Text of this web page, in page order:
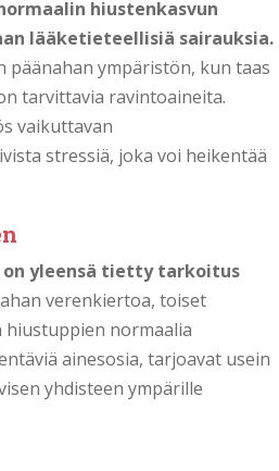
hiustenkasvun
lääketieteellisiä sairauksia.
päänahan ympäristön, kun taas
tarvittavia ravintoaineita.
vaikuttavan
stressiä, joka voi heikentää
on yleensä tietty tarkoitus
verenkiertoa, toiset
normaalia
ainesosia, tarjoavat usein
yhdisteen ympärille